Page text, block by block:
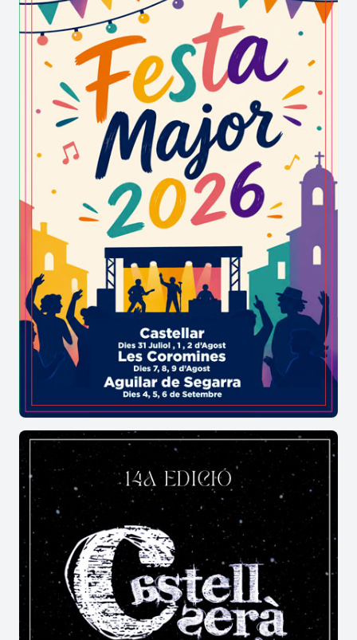
Maquetes navals, camions, aremodelisme
Vol amb globus
Trobada playmobil i lego
Activitats culturals
Gastronomia
Vins i caves
Exposicions
Trenet solidari
Tastos a l'espai firal
Concert Big Band
Torneig de pàdel de la Funifira
Ral·li fotogràfic "Gelida en Fotos"
Per a més informació (enllaç)